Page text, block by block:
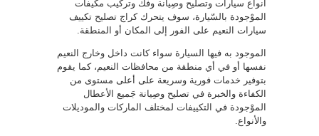
أنواع سيارات وتصليح وصِيانة وفك وتركيب مكيفات
الموْجودة بالسّيارة، سوف يتحرك كراج تصليح تكييف
سيارات النعيم على الفور إلى المكان أو المنطقة.
الموجود به فيها السيارة سواء كانت داخل وخارج النعيم
نفسها أو في أي منطقة من محافظات النعيم، كما يقوم
بتوفير خدمات فورية وسريعة على أعلى مستوى من
الكفاءة والخبرة في تصليح وصِيانة جَميع الأعطال
الموْجودة في التكييفات لمختلف الماركات والموديلات
والأنواع.